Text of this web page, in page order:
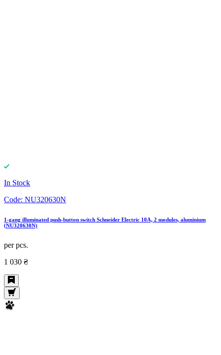
In Stock
Code: NU320630N
1-gang illuminated push-button switch Schneider Electric 10A, 2 modules, aluminium
(NU320630N)
per pcs.
1 030 ₴